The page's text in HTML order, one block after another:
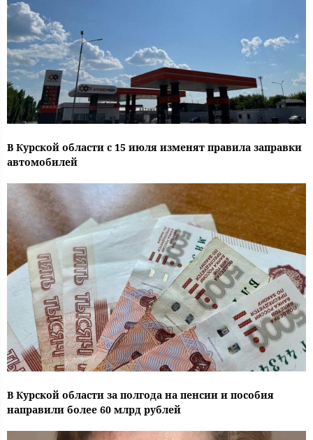
В Курской области с 15 июля изменят правила заправки
автомобилей
В Курской области за полгода на пенсии и пособия
направили более 60 млрд рублей